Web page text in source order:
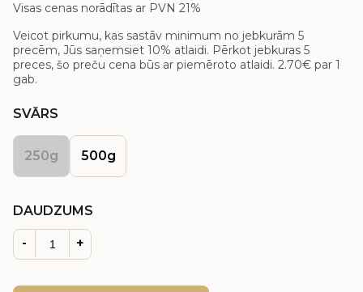
Visas cenas norādītas ar PVN 21%
Veicot pirkumu, kas sastāv minimum no jebkurām 5
precēm, Jūs saņemsiet 10% atlaidi. Pērkot jebkuras 5
preces, šo preču cena būs ar piemēroto atlaidi. 2.70€ par 1
gab.
SVĀRS
250g 500g
DAUDZUMS
- +